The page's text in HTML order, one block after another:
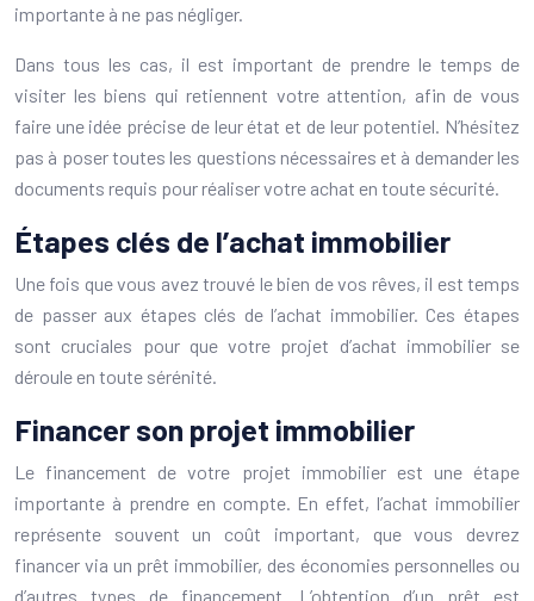
importante à ne pas négliger.
Dans tous les cas, il est important de prendre le temps de
visiter les biens qui retiennent votre attention, afin de vous
faire une idée précise de leur état et de leur potentiel. N’hésitez
pas à poser toutes les questions nécessaires et à demander les
documents requis pour réaliser votre achat en toute sécurité.
Étapes clés de l’achat immobilier
Une fois que vous avez trouvé le bien de vos rêves, il est temps
de passer aux étapes clés de l’achat immobilier. Ces étapes
sont cruciales pour que votre projet d’achat immobilier se
déroule en toute sérénité.
Financer son projet immobilier
Le financement de votre projet immobilier est une étape
importante à prendre en compte. En effet, l’achat immobilier
représente souvent un coût important, que vous devrez
financer via un prêt immobilier, des économies personnelles ou
d’autres types de financement. L’obtention d’un prêt est